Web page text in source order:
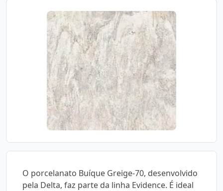
O porcelanato Buíque Greige-70, desenvolvido
pela Delta, faz parte da linha Evidence. É ideal